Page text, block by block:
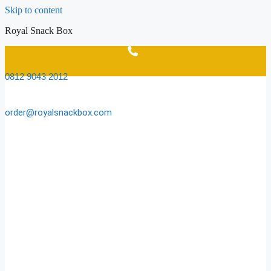
Skip to content
Royal Snack Box
0812 9043 2012
order@royalsnackbox.com